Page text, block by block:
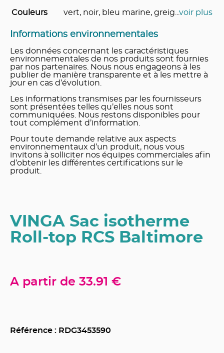
Couleurs vert, noir, bleu marine, greig voir plus
Informations environnementales
Les données concernant les caractéristiques
environnementales de nos produits sont fournies
par nos partenaires. Nous nous engageons à les
publier de manière transparente et à les mettre à
jour en cas d’évolution.
Les informations transmises par les fournisseurs
sont présentées telles qu’elles nous sont
communiquées. Nous restons disponibles pour
tout complément d’information.
Pour toute demande relative aux aspects
environnementaux d’un produit, nous vous
invitons à solliciter nos équipes commerciales afin
d’obtenir les différentes certifications sur le
produit.
VINGA Sac isotherme
Roll-top RCS Baltimore
A partir de 33.91 €
Référence : RDG3453590